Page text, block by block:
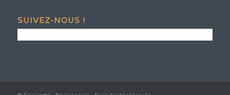
SUIVEZ-NOUS !